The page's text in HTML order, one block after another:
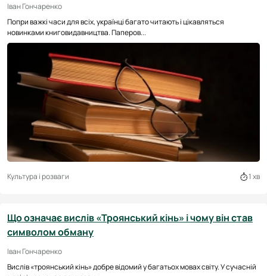
Іван Гончаренко
Попри важкі часи для всіх, українці багато читають і цікавляться
новинками книговидавництва. Паперов...
Культура і розваги 1 хв
Що означає вислів «Троянський кінь» і чому він став
символом обману
Іван Гончаренко
Вислів «троянський кінь» добре відомий у багатьох мовах світу. У сучасній